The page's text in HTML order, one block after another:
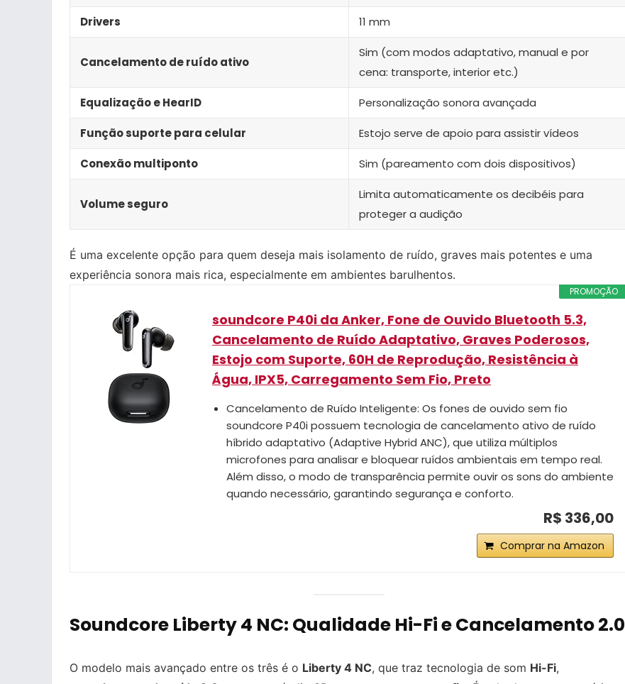
Drivers 11 mm
Cancelamento de ruído ativo
Sim (com modos adaptativo, manual e por
cena: transporte, interior etc.)
Equalização e HearID Personalização sonora avançada
Função suporte para celular Estojo serve de apoio para assistir vídeos
Conexão multiponto Sim (pareamento com dois dispositivos)
Volume seguro
Limita automaticamente os decibéis para
proteger a audição
É uma excelente opção para quem deseja mais isolamento de ruído, graves mais potentes e uma
experiência sonora mais rica, especialmente em ambientes barulhentos.
PROMOÇÃO
soundcore P40i da Anker, Fone de Ouvido Bluetooth 5.3,
Cancelamento de Ruído Adaptativo, Graves Poderosos,
Estojo com Suporte, 60H de Reprodução, Resistência à
Água, IPX5, Carregamento Sem Fio, Preto
Cancelamento de Ruído Inteligente: Os fones de ouvido sem fio
soundcore P40i possuem tecnologia de cancelamento ativo de ruído
híbrido adaptativo (Adaptive Hybrid ANC), que utiliza múltiplos
microfones para analisar e bloquear ruídos ambientais em tempo real.
Além disso, o modo de transparência permite ouvir os sons do ambiente
quando necessário, garantindo segurança e conforto.
R$ 336,00
Comprar na Amazon
Soundcore Liberty 4 NC: Qualidade Hi-Fi e Cancelamento 2.0
O modelo mais avançado entre os três é o Liberty 4 NC, que traz tecnologia de som Hi-Fi,